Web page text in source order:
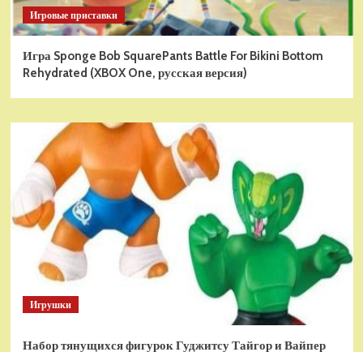
Игровые приставки
Игра Sponge Bob SquarePants Battle For Bikini Bottom
Rehydrated (XBOX One, русская версия)
Игрушки
Набор тянущихся фигурок Гуджитсу Тайгор и Вайпер